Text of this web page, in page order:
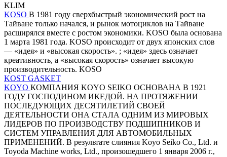
KLIM
KOSO В 1981 году сверхбыстрый экономический рост на
Тайване только начался, и рынок мотоциклов на Тайване
расширялся вместе с ростом экономики. KOSO была основана
1 марта 1981 года. KOSO происходит от двух японских слов
— «идея» и «высокая скорость». ; «идея» здесь означает
креативность, а «высокая скорость» означает высокую
производительность. KOSO
KOST GASKET
KOYO КОМПАНИЯ KOYO SEIKO ОСНОВАНА В 1921
ГОДУ ГОСПОДИНОМ ИКЕДОЙ. НА ПРОТЯЖЕНИИ
ПОСЛЕДУЮЩИХ ДЕСЯТИЛЕТИЙ СВОЕЙ
ДЕЯТЕЛЬНОСТИ ОНА СТАЛА ОДНИМ ИЗ МИРОВЫХ
ЛИДЕРОВ ПО ПРОИЗВОДСТВУ ПОДШИПНИКОВ И
СИСТЕМ УПРАВЛЕНИЯ ДЛЯ АВТОМОБИЛЬНЫХ
ПРИМЕНЕНИЙ. В результате слияния Koyo Seiko Co., Ltd. и
Toyoda Machine works, Ltd., произошедшего 1 января 2006 г.,